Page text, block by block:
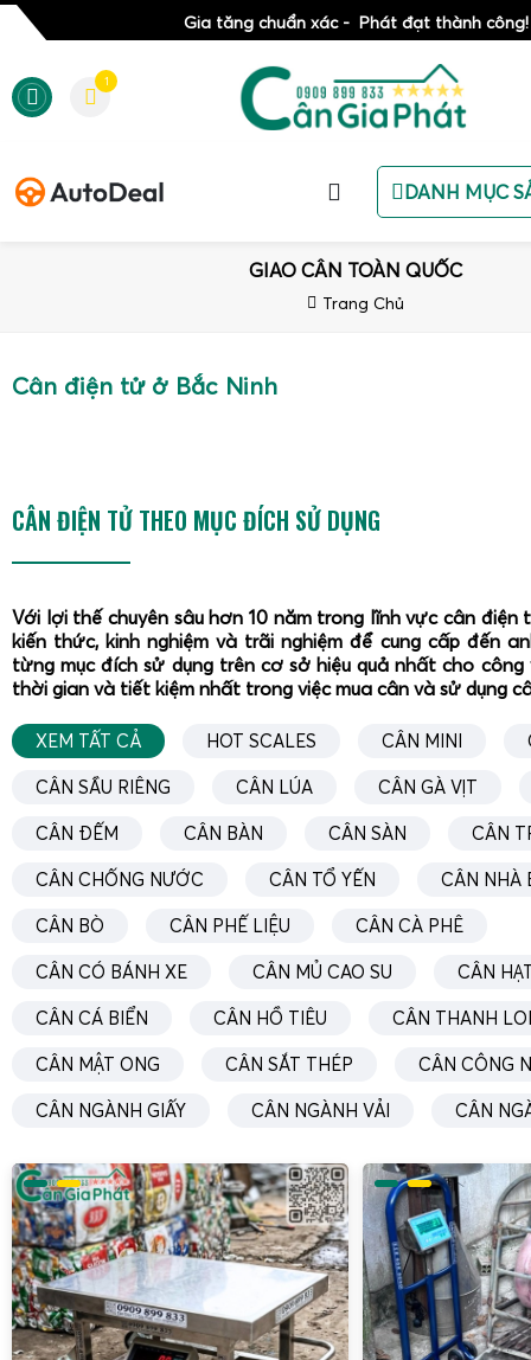
Gia tăng chuẩn xác - Phát đạt thành công!
1
DANH MỤC
GIAO CÂN TOÀN QUỐC
Trang Chủ
Cân điện tử ở Bắc Ninh
CÂN ĐIỆN TỬ THEO MỤC ĐÍCH SỬ DỤNG
Với lợi thế chuyên sâu hơn 10 năm trong lĩnh vực cân điện
kiến thức, kinh nghiệm và trãi nghiệm để cung cấp đến
từng mục đích sử dụng trên cơ sở hiệu quả nhất cho
thời gian và tiết kiệm nhất trong việc mua cân và sử dụng
XEM TẤT CẢ HOT SCALES CÂN MINI
CÂN SẦU RIÊNG CÂN LÚA CÂN GÀ VỊT
CÂN ĐẾM CÂN BÀN CÂN SÀN CÂN
CÂN CHỐNG NƯỚC CÂN TỔ YẾN CÂN NHÀ
CÂN BÒ CÂN PHẾ LIỆU CÂN CÀ PHÊ
CÂN CÓ BÁNH XE CÂN MỦ CAO SU CÂN
CÂN CÁ BIỂN CÂN HỒ TIÊU CÂN THANH
CÂN MẬT ONG CÂN SẮT THÉP CÂN CÔNG
CÂN NGÀNH GIẤY CÂN NGÀNH VẢI CÂN